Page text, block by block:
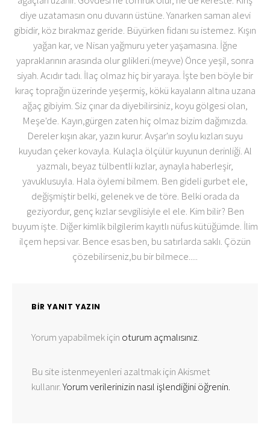
diye uzatamasın onu duvarın üstüne. Yanarken saman alevi
gibidir, köz bırakmaz geride. Büyürken fidanı su istemez. Kışın
yağan kar, ve Nisan yağmuru yeter yaşamasına. İğne
yapraklarının arasında olur gılikleri.(meyve) Önce yeşil, sonra
siyah. Acıdır tadı. İlaç olmaz hiç bir yaraya. İşte ben böyle bir
kıraç toprağın üzerinde yeşermiş, kökü kayaların altına uzana
ağaç gibiyim. Siz çınar da diyebilirsiniz, koyu gölgesi olan,
Meşe'de. Kayın,gürgen zaten hiç olmaz bizim dağımızda.
Dereler kışın akar, yazın kurur. Avşar'ın soylu kızları suyu
kuyudan çeker kovayla. Kulaçla ölçülür kuyunun derinliği. Al
yazmalı, beyaz tülbentli kızlar, aynayla haberleşir,
yavuklusuyla. Hala öylemi bilmem. Ben gideli gurbet ele,
değişmiştir belki, gelenek ve de töre. Belki orada da
geziyordur, genç kızlar sevgilisiyle el ele. Kim bilir? Ben
buyum işte. Diğer kimlik bilgilerim kayıtlı nüfus kütüğümde. İlim
ilçem hepsi var. Bence esas ben, bu satırlarda saklı. Çözün
çözebilirseniz,bu bir bilmece.....
BIR YANIT YAZIN
Yorum yapabilmek için oturum açmalısınız.
Bu site istenmeyenleri azaltmak için Akismet
kullanır.Yorum verilerinizin nasıl işlendiğini öğrenin.